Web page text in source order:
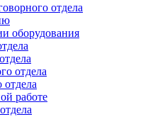
отдела
оборудования
отдела
отдела
работе